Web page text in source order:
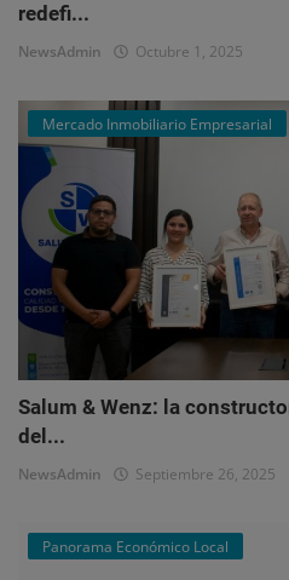
redefi...
NewsAdmin Octubre 1, 2025
Mercado Inmobiliario Empresarial
Salum & Wenz: la
del...
NewsAdmin Septiembre 26, 2025
Panorama Económico Local